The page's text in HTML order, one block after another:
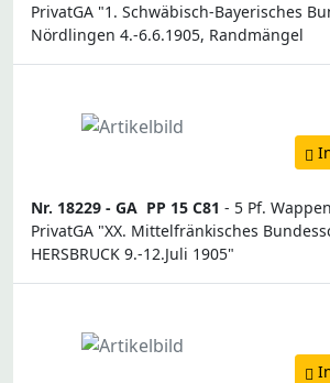
PrivatGA "1. Schwäbisch-Bayerisches
Nördlingen 4.-6.6.1905, Randmängel
Nr. 18229 - GA PP 15 C81 - 5 Pf.
PrivatGA "XX. Mittelfränkisches
HERSBRUCK 9.-12.Juli 1905"